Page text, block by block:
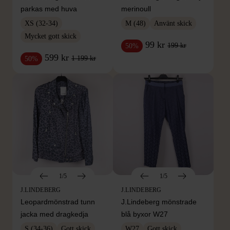
parkas med huva
XS (32-34)
Mycket gott skick
50% 599 kr 1 199 kr
merinoull
M (48) Använt skick
50% 99 kr 199 kr
1/5
J.LINDEBERG
Leopardmönstrad tunn
jacka med dragkedja
1/5
J.LINDEBERG
J.Lindeberg mönstrade
blå byxor W27